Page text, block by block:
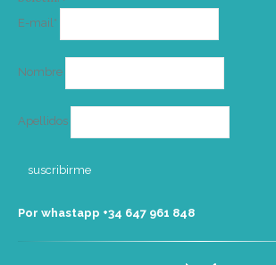
E-mail*
Nombre
Apellidos
Por whastapp +34 ‭647 961 848‬